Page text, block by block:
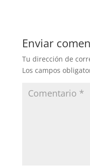
Enviar
Tu dirección de
Los campos